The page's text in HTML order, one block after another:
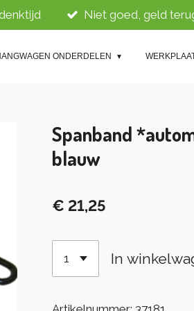
Niet goed, geld
ONDERDELEN
Spanband
blauw
€ 21,25
In